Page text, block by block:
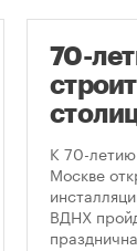
70-
К 70-
Москве
ВДНХ